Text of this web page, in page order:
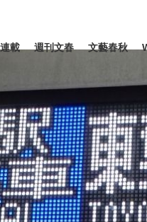
ライフ
連載 週刊文春 文藝春秋
一覧
苗 #後藤真希 #森岡毅